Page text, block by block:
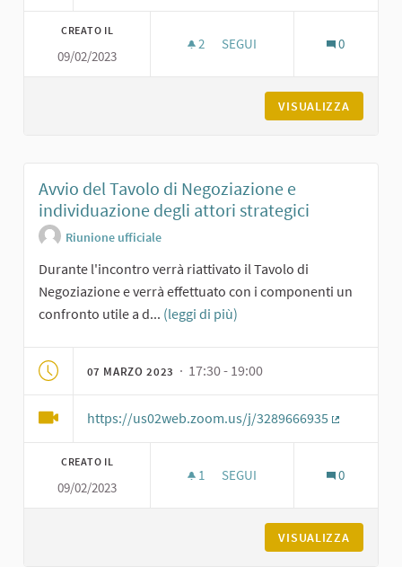
CREATO IL
09/02/2023
2 2 SOSTENITORI
SEGUI 0
VISUALIZZA
Avvio del Tavolo di Negoziazione e
individuazione degli attori strategici
Riunione ufficiale
Durante l'incontro verrà riattivato il Tavolo di
Negoziazione e verrà effettuato con i componenti un
confronto utile a d... (leggi di più)
07 MARZO 2023 · 17:30 - 19:00
https://us02web.zoom.us/j/3289666935
CREATO IL
09/02/2023
1 1 SOSTENITORI
SEGUI 0
VISUALIZZA